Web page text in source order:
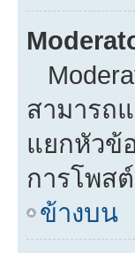
สามารถ
แยกหัวข้
การโพส
ข้างบน